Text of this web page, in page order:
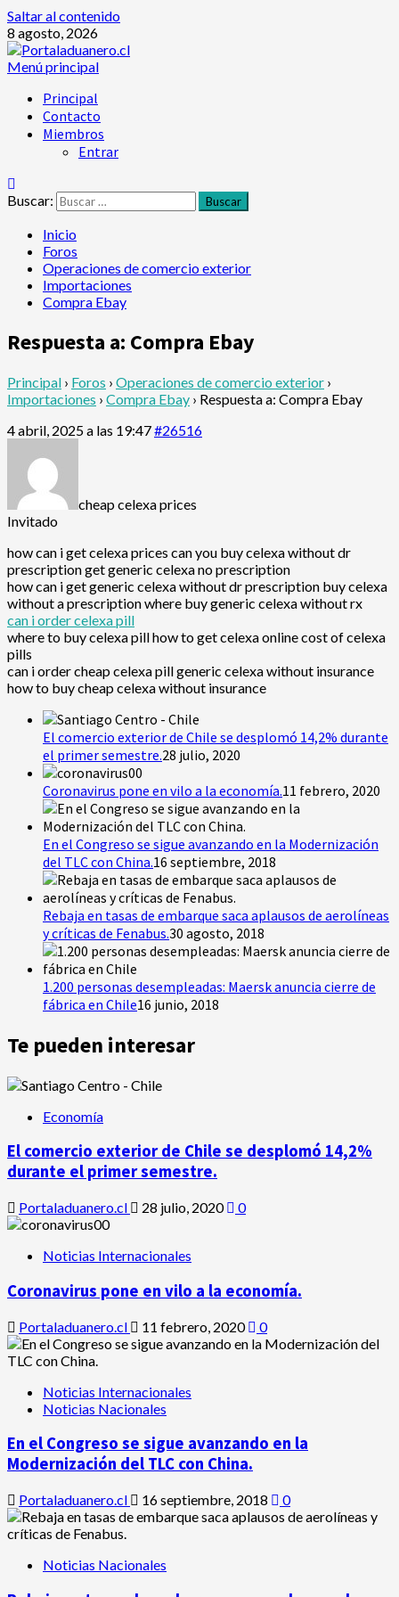
Saltar al contenido
8 agosto, 2026
Menú principal
Principal
Contacto
Miembros
Entrar
Buscar:
Inicio
Foros
Operaciones de comercio exterior
Importaciones
Compra Ebay
Respuesta a: Compra Ebay
Principal › Foros › Operaciones de comercio exterior ›
Importaciones › Compra Ebay › Respuesta a: Compra Ebay
4 abril, 2025 a las 19:47#26516
cheap celexa prices
Invitado
how can i get celexa prices can you buy celexa without dr
prescription get generic celexa no prescription
how can i get generic celexa without dr prescription buy celexa
without a prescription where buy generic celexa without rx
can i order celexa pill
where to buy celexa pill how to get celexa online cost of celexa
pills
can i order cheap celexa pill generic celexa without insurance
how to buy cheap celexa without insurance
El comercio exterior de Chile se desplomó 14,2% durante
el primer semestre.28 julio, 2020
Coronavirus pone en vilo a la economía.11 febrero, 2020
En el Congreso se sigue avanzando en la Modernización
del TLC con China.16 septiembre, 2018
Rebaja en tasas de embarque saca aplausos de aerolíneas
y críticas de Fenabus.30 agosto, 2018
1.200 personas desempleadas: Maersk anuncia cierre de
fábrica en Chile16 junio, 2018
Te pueden interesar
Economía
El comercio exterior de Chile se desplomó 14,2%
durante el primer semestre.
Portaladuanero.cl 28 julio, 2020 0
Noticias Internacionales
Coronavirus pone en vilo a la economía.
Portaladuanero.cl 11 febrero, 2020 0
Noticias Internacionales
Noticias Nacionales
En el Congreso se sigue avanzando en la
Modernización del TLC con China.
Portaladuanero.cl 16 septiembre, 2018 0
Noticias Nacionales